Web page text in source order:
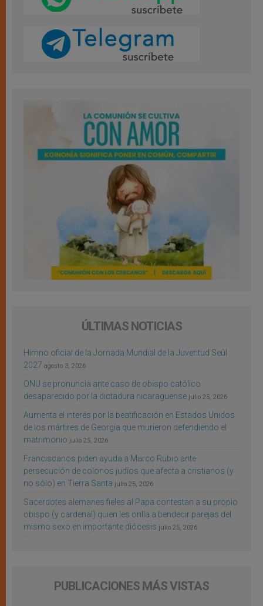
ÚLTIMAS NOTICIAS
Himno oficial de la Jornada Mundial de la Juventud Seúl
2027 agosto 3, 2026
ONU se pronuncia ante caso de obispo católico
desaparecido por la dictadura nicaragüense julio 25, 2026
Aumenta el interés por la beatificación en Estados Unidos
de los mártires de Georgia que murieron defendiendo el
matrimonio julio 25, 2026
Franciscanos piden ayuda a Marco Rubio ante
persecución de colonos judíos que afecta a cristianos (y
no sólo) en Tierra Santa julio 25, 2026
Sacerdotes alemanes fieles al Papa contestan a su propio
obispo (y cardenal) quien les orilla a bendecir parejas del
mismo sexo en importante diócesis julio 25, 2026
PUBLICACIONES MÁS VISTAS